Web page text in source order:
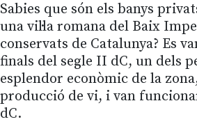
Sabies que són els banys
una vil·la romana del Baix
conservats de Catalunya? Es
finals del segle II dC, un dels
esplendor econòmic de la
producció de vi, i van
dC.